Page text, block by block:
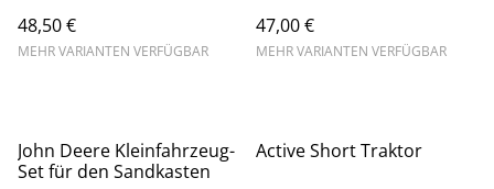
48,50 €
MEHR VARIANTEN VERFÜGBAR
47,00 €
MEHR VARIANTEN VERFÜGBAR
John Deere Kleinfahrzeug-
Set für den Sandkasten
Active Short Traktor